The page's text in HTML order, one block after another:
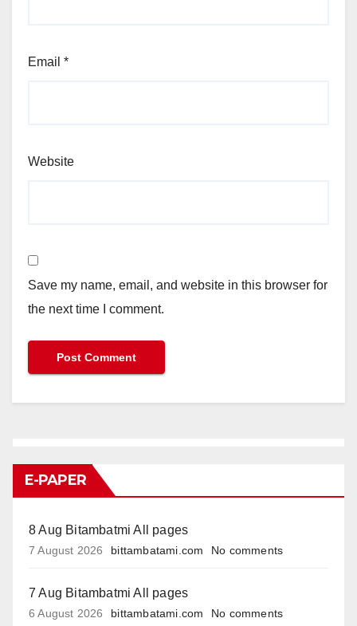
Email *
Website
Save my name, email, and website in this browser for
the next time I comment.
E-PAPER
8 Aug Bitambatmi All pages
7 August 2026 bittambatami.com No comments
7 Aug Bitambatmi All pages
6 August 2026 bittambatami.com No comments